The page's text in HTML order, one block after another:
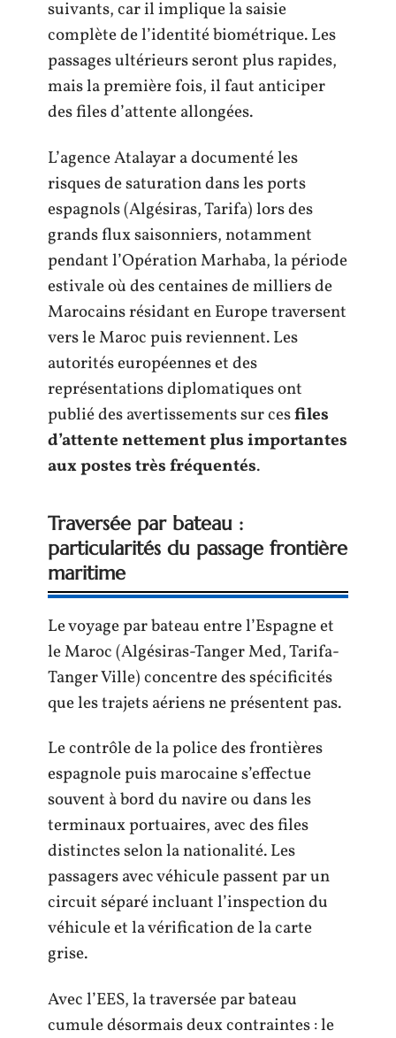
suivants, car il implique la saisie
complète de l’identité biométrique. Les
passages ultérieurs seront plus rapides,
mais la première fois, il faut anticiper
des files d’attente allongées.
L’agence Atalayar a documenté les
risques de saturation dans les ports
espagnols (Algésiras, Tarifa) lors des
grands flux saisonniers, notamment
pendant l’Opération Marhaba, la période
estivale où des centaines de milliers de
Marocains résidant en Europe traversent
vers le Maroc puis reviennent. Les
autorités européennes et des
représentations diplomatiques ont
publié des avertissements sur cesfiles
d’attente nettement plus importantes
aux postes très fréquentés.
Traversée par bateau :
particularités du passage frontière
maritime
Le voyage par bateau entre l’Espagne et
le Maroc (Algésiras-Tanger Med, Tarifa-
Tanger Ville) concentre des spécificités
que les trajets aériens ne présentent pas.
Le contrôle de la police des frontières
espagnole puis marocaine s’effectue
souvent à bord du navire ou dans les
terminaux portuaires, avec des files
distinctes selon la nationalité. Les
passagers avec véhicule passent par un
circuit séparé incluant l’inspection du
véhicule et la vérification de la carte
grise.
Avec l’EES, la traversée par bateau
cumule désormais deux contraintes : le